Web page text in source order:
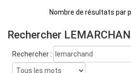
Nombre de résultats par
Rechercher
Rechercher :